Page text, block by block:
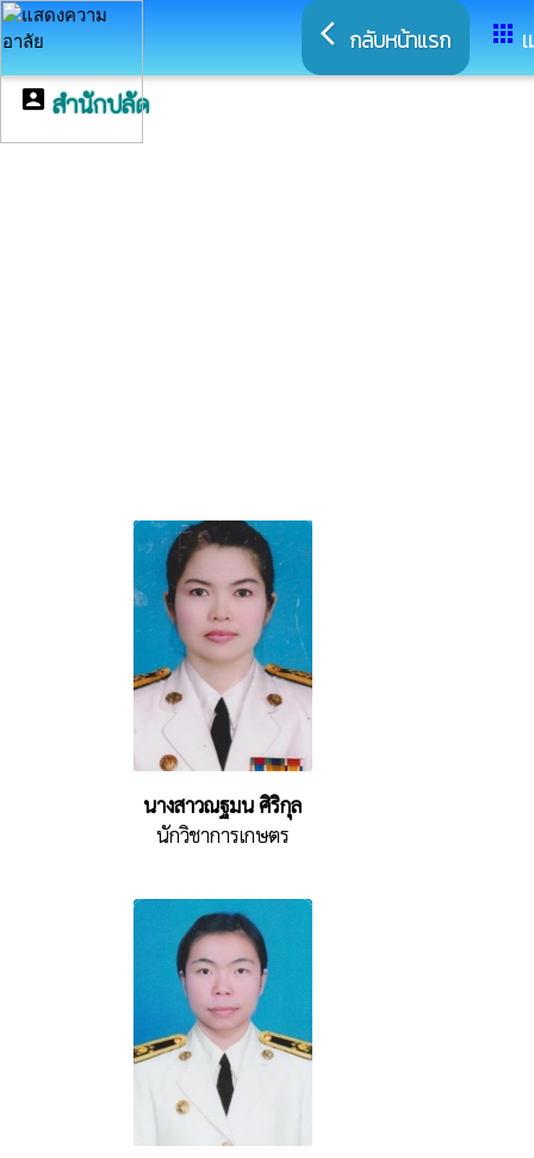
arrow_back_ios กลับหน้าแรก apps
account_box สำนักปลัด
นางสาวณฐมน ศิริกุล
นักวิชาการเกษตร